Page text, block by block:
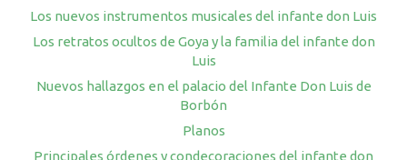
Los nuevos instrumentos musicales del infante don Luis
Los retratos ocultos de Goya y la familia del infante don
Luis
Nuevos hallazgos en el palacio del Infante Don Luis de
Borbón
Planos
Principales órdenes y condecoraciones del infante don